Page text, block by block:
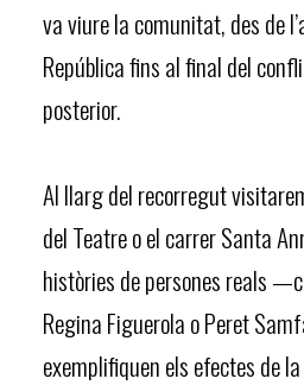
va viure la comunitat, des de
República fins al final del
posterior.
Al llarg del recorregut
del Teatre o el carrer Santa
històries de persones reals
Regina Figuerola o Peret
exemplifiquen els efectes de